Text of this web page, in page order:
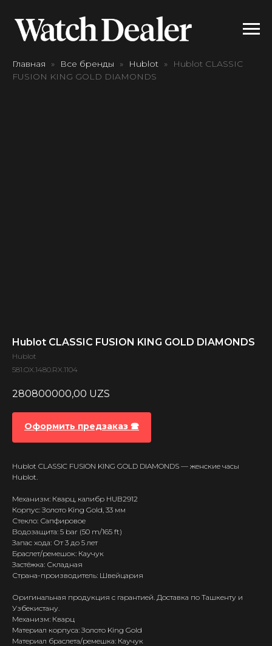
Главная Все бренды Hublot
Hublot CLASSIC
FUSION KING GOLD DIAMONDS
Hublot CLASSIC FUSION KING GOLD DIAMONDS
Hublot
581.OX.1480.RX.1104
280800000,00 UZS
Оформить предзаказ 🕿
Hublot CLASSIC FUSION KING GOLD DIAMONDS — женские часы
Hublot.
Механизм: Кварц, калибр HUB2912
Корпус: Золото King Gold, 33 мм
Стекло: Сапфировое
Водозащита: 5 bar (50 m/165 ft)
Запас хода: От 3 до 5 лет
Браслет/ремешок: Каучук
Застёжка: Складная
Страна-производитель: Швейцария
Оригинальная продукция с гарантией. Доставка по Ташкенту и
Узбекистану.
Механизм: Кварц
Материал корпуса: Золото King Gold
Материал браслета/ремешка: Каучук